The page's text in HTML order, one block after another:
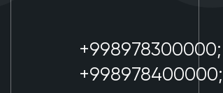
+998978300000;
+998978400000;